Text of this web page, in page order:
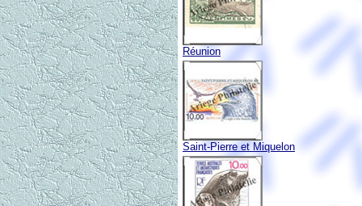
Réunion
Saint-Pierre et Miquelon